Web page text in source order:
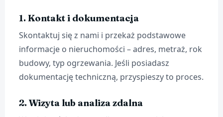
1. Kontakt i dokumentacja
Skontaktuj się z nami i przekaż podstawowe
informacje o nieruchomości – adres, metraż, rok
budowy, typ ogrzewania. Jeśli posiadasz
dokumentację techniczną, przyspieszy to proces.
2. Wizyta lub analiza zdalna